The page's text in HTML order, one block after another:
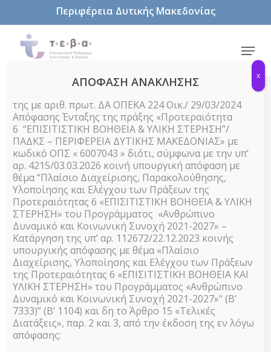
content
Περιφέρεια Δυτικής Μακεδονίας
Menu
Ανακοινώσεις
ΕΝΗΜΕΡΩΣΗ
ΓΙΑ ΤΗΝ
ΠΟΡΕΙΑ
ΔΡΑΣΕΩΝ ΤΟΥ
ΕΠΙΧΕΙΡΗΣΙΑΚΟΥ
ΠΡΟΓΡΑΜΜΑΤΟΣ
ΑΠΟΦΑΣΗ ΑΝΑΚΛΗΣΗΣ
της με αριθ. πρωτ. ΔΑ ΟΠΕΚΑ 224 Οικ./ 29/03/2024
Απόφασης Ένταξης της πράξης «Προτεραιότητα
6 “ΕΠΙΣΙΤΙΣΤΙΚΗ ΒΟΗΘΕΙΑ & ΥΛΙΚΗ ΣΤΕΡΗΣΗ”/
ΠΑΔΚΣ – ΠΕΡΙΦΕΡΕΙΑ ΔΥΤΙΚΗΣ ΜΑΚΕΔΟΝΙΑΣ» με
κωδικό ΟΠΣ « 6007043 » διότι, σύμφωνα με την υπ’
αρ. 4215/03.03.2026 κοινή υπουργική απόφαση με
θέμα “Πλαίσιο Διαχείρισης, Παρακολούθησης,
Υλοποίησης και Ελέγχου των Πράξεων της
Προτεραιότητας 6 «ΕΠΙΣΙΤΙΣΤΙΚΗ ΒΟΗΘΕΙΑ & ΥΛΙΚΗ
ΣΤΕΡΗΣΗ» του Προγράμματος «Ανθρώπινο
Δυναμικό και Κοινωνική Συνοχή 2021-2027» –
Κατάργηση της υπ’ αρ. 112672/22.12.2023 κοινής
υπουργικής απόφασης με θέμα «Πλαίσιο
Διαχείρισης, Υλοποίησης και Ελέγχου των Πράξεων
της Προτεραιότητας 6 «ΕΠΙΣΙΤΙΣΤΙΚΗ ΒΟΗΘΕΙΑ ΚΑΙ
ΥΛΙΚΗ ΣΤΕΡΗΣΗ» του Προγράμματος «Ανθρώπινο
Δυναμικό και Κοινωνική Συνοχή 2021-2027»“ (Β’
7333)” (Β’ 1104) και δη το Άρθρο 15 «Τελικές
Διατάξεις», παρ. 2 και 3, από την έκδοση της εν λόγω
απόφασης:
x